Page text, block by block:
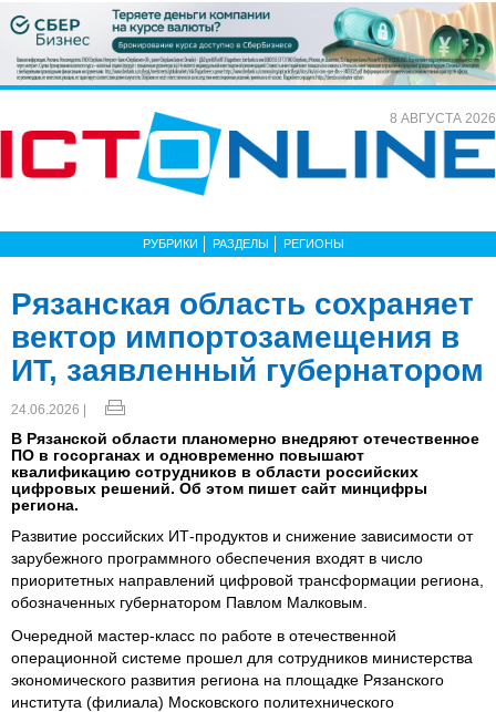
8 АВГУСТА 2026
РУБРИКИ РАЗДЕЛЫ РЕГИОНЫ
Рязанская область сохраняет
вектор импортозамещения в
ИТ, заявленный губернатором
24.06.2026 |
В Рязанской области планомерно внедряют отечественное
ПО в госорганах и одновременно повышают
квалификацию сотрудников в области российских
цифровых решений. Об этом пишет сайт минцифры
региона.
Развитие российских ИТ-продуктов и снижение зависимости от
зарубежного программного обеспечения входят в число
приоритетных направлений цифровой трансформации региона,
обозначенных губернатором Павлом Малковым.
Очередной мастер-класс по работе в отечественной
операционной системе прошел для сотрудников министерства
экономического развития региона на площадке Рязанского
института (филиала) Московского политехнического